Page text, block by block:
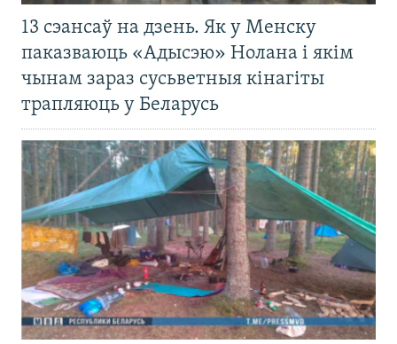
13 сэансаў на дзень. Як у Менску
паказваюць «Адысэю» Нолана і якім
чынам зараз сусьветныя кінагіты
трапляюць у Беларусь